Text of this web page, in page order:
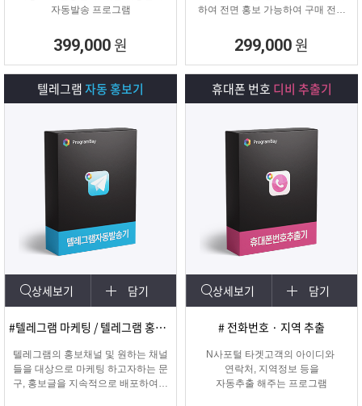
자동발송 프로그램
399,000 원
하여 전면 홍보 가능하여 구매 전환
299,000 원
텔레그램자동 홍보기
상세보기 담기
#텔레그램 마케팅 / 텔레그램 홍보글 발송
텔레그램의 홍보채널 및 원하는 채널
들을 대상으로 마케팅 하고자하는 문
구, 홍보글을 지속적으로 배포하여주
휴대폰 번호 디비 추출기
상세보기 담기
# 전화번호 · 지역 추출
N사포털 타겟고객의 아이디와
연락처, 지역정보 등을
자동추출 해주는 프로그램